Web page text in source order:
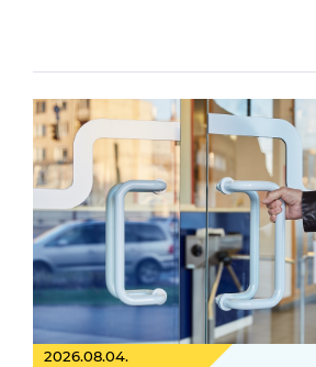
2026.08.04.